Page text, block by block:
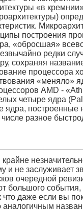
«в
построения
«обросшая»
редки
сохраняя
процессора
«меняло»
AMD -
четыре ядра
ядра, построенные
разное
и не заслуживает
очередной
большого события,
даже если вы
аналогичным